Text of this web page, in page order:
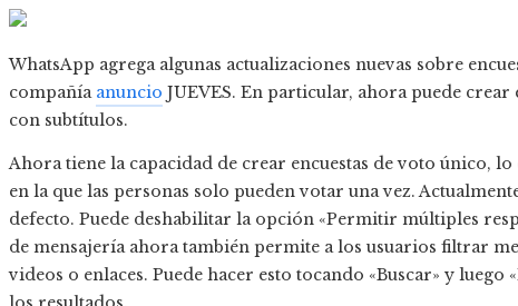
WhatsApp agrega algunas actualizaciones nuevas sobre
compañía anuncio JUEVES. En particular, ahora puede
con subtítulos.
Ahora tiene la capacidad de crear encuestas de voto único,
en la que las personas solo pueden votar una vez.
defecto. Puede deshabilitar la opción «Permitir múltiples
de mensajería ahora también permite a los usuarios filtrar
videos o enlaces. Puede hacer esto tocando «Buscar» y